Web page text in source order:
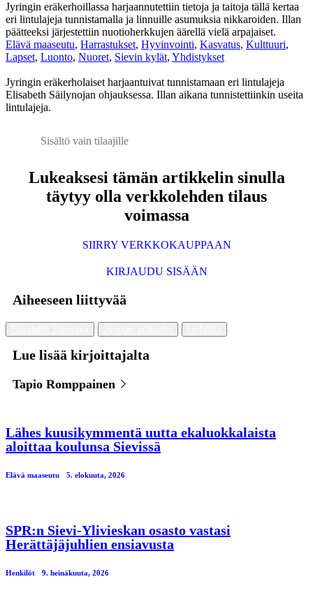
Jyringin eräkerhoillassa harjaannutettiin tietoja ja taitoja tällä kertaa
eri lintulajeja tunnistamalla ja linnuille asumuksia nikkaroiden. Illan
päätteeksi järjestettiin nuotioherkkujen äärellä vielä arpajaiset.
Elävä maaseutu, Harrastukset, Hyvinvointi, Kasvatus, Kulttuuri,
Lapset, Luonto, Nuoret, Sievin kylät, Yhdistykset
Jyringin eräkerholaiset harjaantuivat tunnistamaan eri lintulajeja
Elisabeth Säilynojan ohjauksessa. Illan aikana tunnistettiinkin useita
lintulajeja.
Sisältö vain tilaajille
Lukeaksesi tämän artikkelin sinulla
täytyy olla verkkolehden tilaus
voimassa
SIIRRY VERKKOKAUPPAAN
KIRJAUDU SISÄÄN
Aiheeseen liittyvää
Lue lisää kirjoittajalta
Tapio Romppainen
Lähes kuusikymmentä uutta ekaluokkalaista
aloittaa koulunsa Sievissä
Elävä maaseutu 5. elokuuta, 2026
SPR:n Sievi-Ylivieskan osasto vastasi
Herättäjäjuhlien ensiavusta
Henkilöt 9. heinäkuuta, 2026